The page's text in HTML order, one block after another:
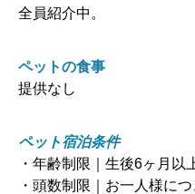
全員紹介中。
ペットの食事
提供なし
ペット宿泊条件
・年齢制限｜生後6ヶ月以
・頭数制限｜お一人様に